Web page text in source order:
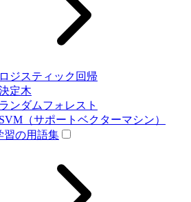
ロジスティック回帰
定木
ランダムフォレスト
SVM（サポートベクターマシン）
習の用語集